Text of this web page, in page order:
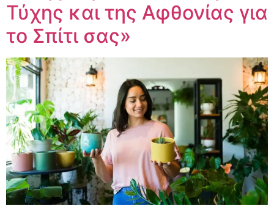
Τύχης και της Αφθονίας για
το Σπίτι σας»